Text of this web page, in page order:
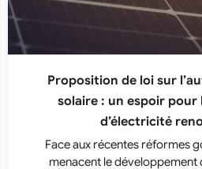
Proposition de loi sur
solaire : un espoir
d’électricité
Face aux récentes réformes
menacent le développement